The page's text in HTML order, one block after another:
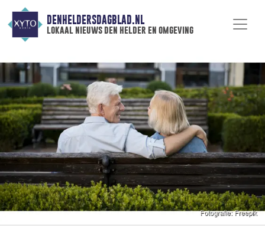
DENHELDERSDAGBLAD.NL
lokaal nieuws den helder en omgeving